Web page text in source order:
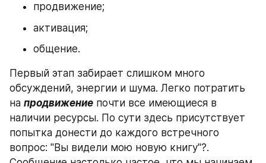
продвижение;
активация;
общение.
Первый этап забирает слишком много
обсуждений, энергии и шума. Легко потратить
на продвижение почти все имеющиеся в
наличии ресурсы. По сути здесь присутствует
попытка донести до каждого встречного
вопрос: "Вы видели мою новую книгу"?.